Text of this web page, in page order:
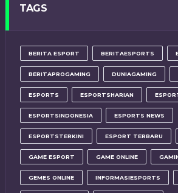
TAGS
BERITA ESPORT BERITAESPORTS
BERITAPROGAMING DUNIAGAMING
ESPORTS ESPORTSHARIAN
ESPORTSINDONESIA ESPORTS NEWS
ESPORTSTERKINI ESPORT TERBARU
GAME ESPORT GAME ONLINE
GEMES ONLINE INFORMASIESPORTS